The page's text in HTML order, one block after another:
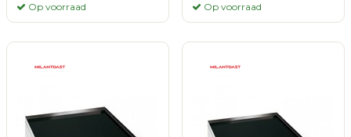
Op voorraad Op voorraad